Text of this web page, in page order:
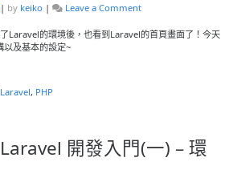
| by keiko | Leave a Commenton
載】
設
置
Laravel的環境後，也看到Laravel的首頁畫面了！今天
及基本的設定~
Laravel, PHP
Laravel 開發入門(一) – 環